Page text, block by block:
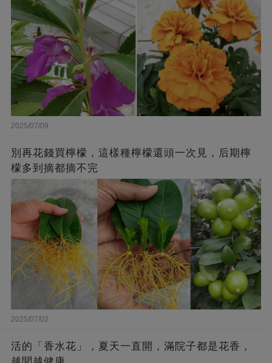
2025/07/09
別再花錢買檸檬，這樣種檸檬還頭一次見，后期檸
檬多到摘都摘不完
2025/07/02
活的「香水花」，夏天一直開，滿院子都是花香，